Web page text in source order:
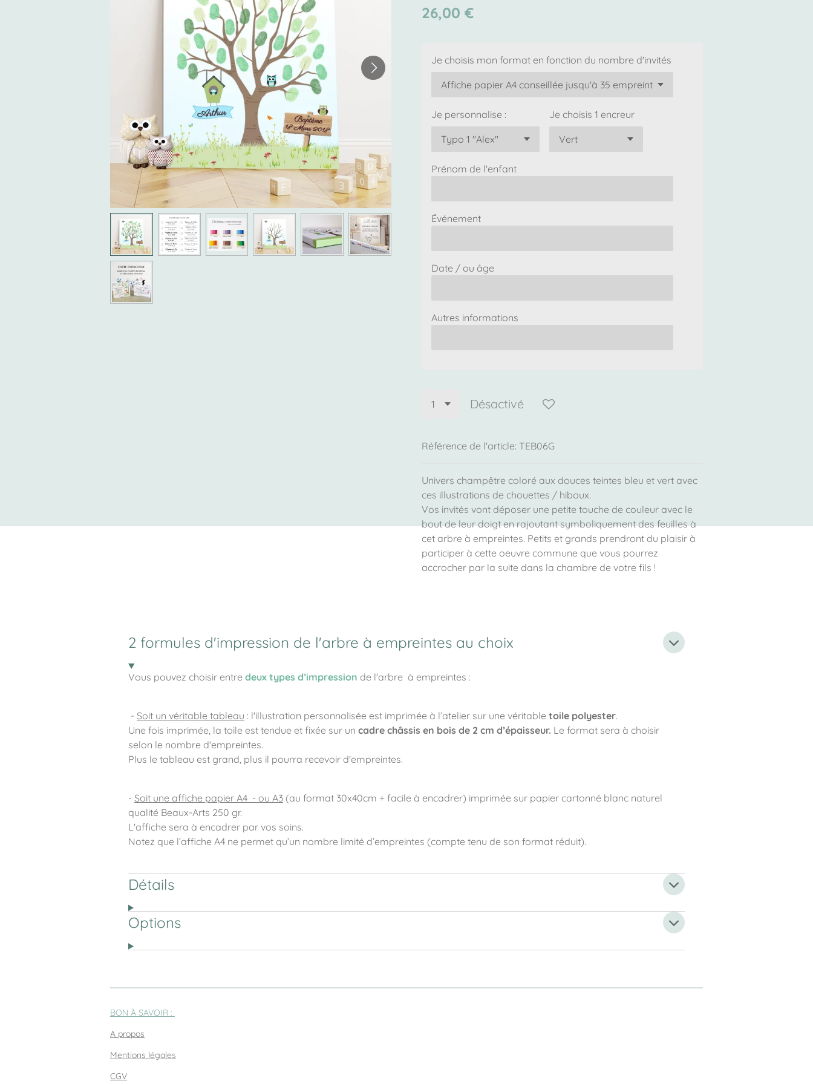
26,00 €
Je choisis mon format en fonction du nombre d'invités
Je personnalise : Je choisis 1 encreur
Prénom de l'enfant
Événement
Date / ou âge
Autres informations
Désactivé
Référence de l'article: TEB06G
Univers champêtre coloré aux douces teintes bleu et vert avec
ces illustrations de chouettes / hiboux.
Vos invités vont déposer une petite touche de couleur avec le
bout de leur doigt en rajoutant symboliquement des feuilles à
cet arbre à empreintes. Petits et grands prendront du plaisir à
participer à cette oeuvre commune que vous pourrez
accrocher par la suite dans la chambre de votre fils !
2 formules d'impression de l'arbre à empreintes au choix
Vous pouvez choisir entre deux types d’impression de l'arbre à empreintes :
- Soit un véritable tableau : l'illustration personnalisée est imprimée à l’atelier sur une véritable toile polyester.
Une fois imprimée, la toile est tendue et fixée sur un cadre châssis en bois de 2 cm d’épaisseur. Le format sera à choisir
selon le nombre d'empreintes.
Plus le tableau est grand, plus il pourra recevoir d'empreintes.
- Soit une affiche papier A4 - ou A3 (au format 30x40cm + facile à encadrer) imprimée sur papier cartonné blanc naturel
qualité Beaux-Arts 250 gr.
L'affiche sera à encadrer par vos soins.
Notez que l’affiche A4 ne permet qu’un nombre limité d’empreintes (compte tenu de son format réduit).
Détails
Options
BON À SAVOIR :
A propos
Mentions légales
CGV